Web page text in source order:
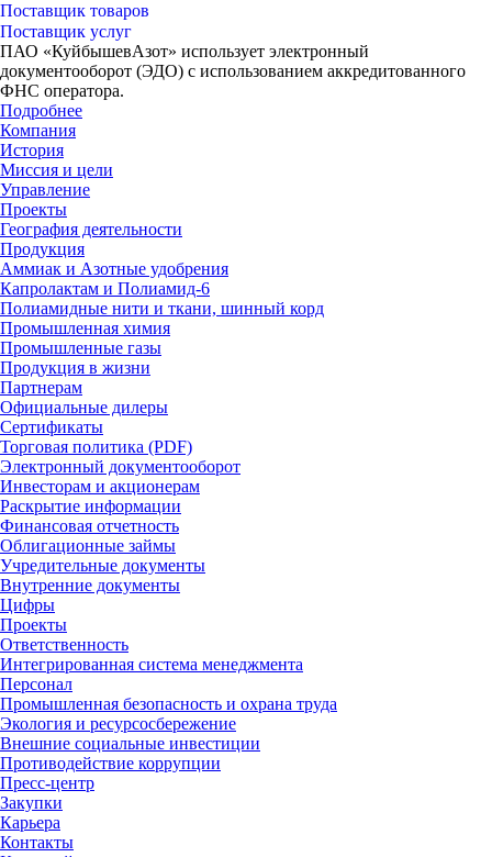
Поставщик товаров
Поставщик услуг
ПАО «КуйбышевАзот» использует электронный
документооборот (ЭДО) с использованием аккредитованного
ФНС оператора.
Подробнее
Компания
История
Миссия и цели
Управление
Проекты
География деятельности
Продукция
Аммиак и Азотные удобрения
Капролактам и Полиамид-6
Полиамидные нити и ткани, шинный корд
Промышленная химия
Промышленные газы
Продукция в жизни
Партнерам
Официальные дилеры
Сертификаты
Торговая политика (PDF)
Электронный документооборот
Инвесторам и акционерам
Раскрытие информации
Финансовая отчетность
Облигационные займы
Учредительные документы
Внутренние документы
Цифры
Проекты
Ответственность
Интегрированная система менеджмента
Персонал
Промышленная безопасность и охрана труда
Экология и ресурсосбережение
Внешние социальные инвестиции
Противодействие коррупции
Пресс-центр
Закупки
Карьера
Контакты